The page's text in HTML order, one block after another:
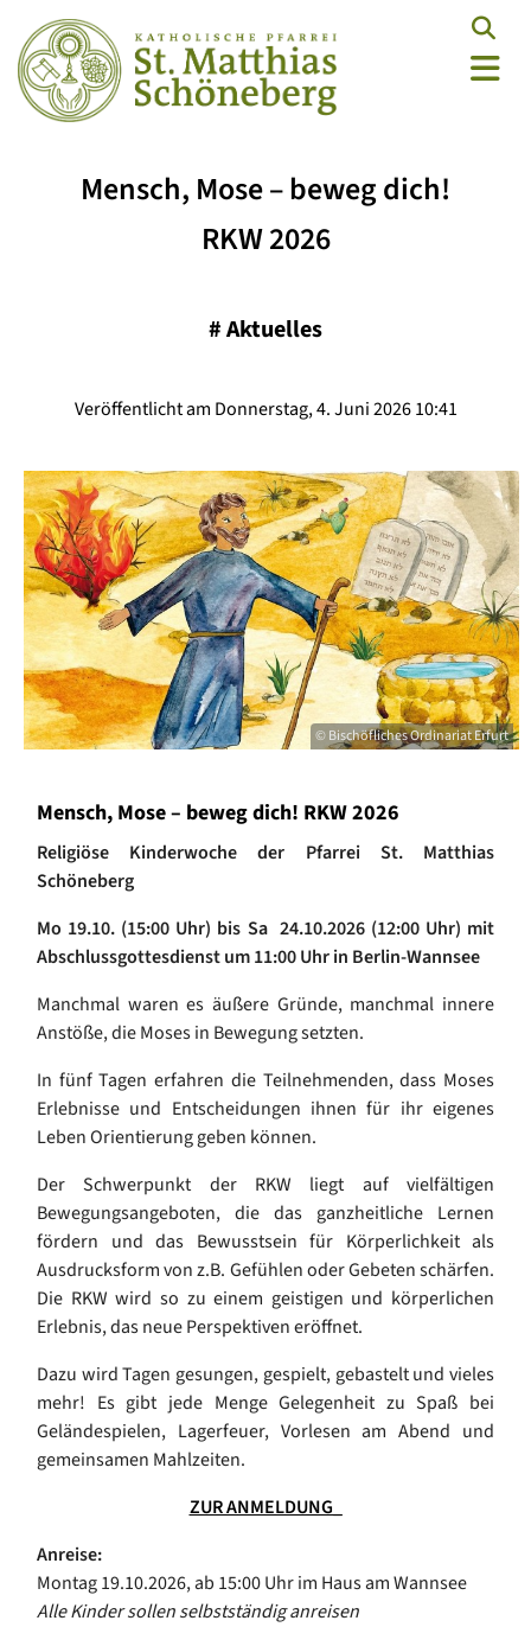
Mensch, Mose – beweg dich!
RKW 2026
#Aktuelles
Veröffentlicht am Donnerstag, 4. Juni 2026 10:41
© Bischöfliches Ordinariat Erfurt
Mensch, Mose – beweg dich! RKW 2026
Religiöse Kinderwoche der Pfarrei St. Matthias
Schöneberg
Mo 19.10. (15:00 Uhr) bis Sa 24.10.2026 (12:00 Uhr) mit
Abschlussgottesdienst um 11:00 Uhr in Berlin-Wannsee
Manchmal waren es äußere Gründe, manchmal innere
Anstöße, die Moses in Bewegung setzten.
In fünf Tagen erfahren die Teilnehmenden, dass Moses
Erlebnisse und Entscheidungen ihnen für ihr eigenes
Leben Orientierung geben können.
Der Schwerpunkt der RKW liegt auf vielfältigen
Bewegungsangeboten, die das ganzheitliche Lernen
fördern und das Bewusstsein für Körperlichkeit als
Ausdrucksform von z.B. Gefühlen oder Gebeten schärfen.
Die RKW wird so zu einem geistigen und körperlichen
Erlebnis, das neue Perspektiven eröffnet.
Dazu wird Tagen gesungen, gespielt, gebastelt und vieles
mehr! Es gibt jede Menge Gelegenheit zu Spaß bei
Geländespielen, Lagerfeuer, Vorlesen am Abend und
gemeinsamen Mahlzeiten.
ZUR ANMELDUNG_
Anreise:
Montag 19.10.2026, ab 15:00 Uhr im Haus am Wannsee
Alle Kinder sollen selbstständig anreisen